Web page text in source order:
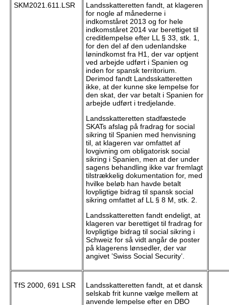
SKM2021.611.LSR
Landsskatteretten fandt, at klageren
for nogle af månederne i
indkomståret 2013 og for hele
indkomståret 2014 var berettiget til
creditlempelse efter LL § 33, stk. 1,
for den del af den udenlandske
lønindkomst fra H1, der var optjent
ved arbejde udført i Spanien og
inden for spansk territorium.
Derimod fandt Landsskatteretten
ikke, at der kunne ske lempelse for
den skat, der var betalt i Spanien for
arbejde udført i tredjelande.
Landsskatteretten stadfæstede
SKATs afslag på fradrag for social
sikring til Spanien med henvisning
til, at klageren var omfattet af
lovgivning om obligatorisk social
sikring i Spanien, men at der under
sagens behandling ikke var fremlagt
tilstrækkelig dokumentation for, med
hvilke beløb han havde betalt
lovpligtige bidrag til spansk social
sikring omfattet af LL § 8 M, stk. 2.
Landsskatteretten fandt endeligt, at
klageren var berettiget til fradrag for
lovpligtige bidrag til social sikring i
Schweiz for så vidt angår de poster
på klagerens lønsedler, der var
angivet ’Swiss Social Security’.
TfS 2000, 691 LSR
Landsskatteretten fandt, at et dansk
selskab frit kunne vælge mellem at
anvende lempelse efter en DBO